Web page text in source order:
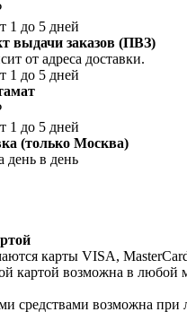
1 до 5 дней
выдачи заказов (ПВЗ)
от адреса доставки.
1 до 5 дней
1 до 5 дней
(только Москва)
день в день
карты VISA,
картой возможна в любой
средствами возможна при